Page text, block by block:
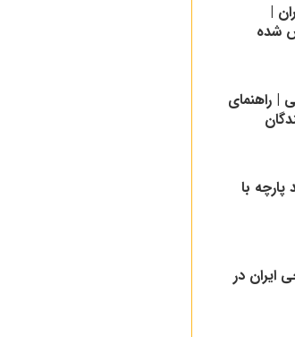
|
شده
| راهنمای
با
ایران در